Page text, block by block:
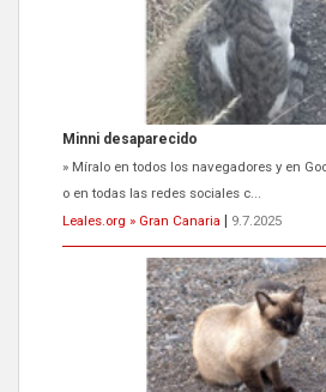
Siami Perdida
Se llama Siami,es hembra de 4
oreja,cariñosa,mimosa pero miedosa,e...
Leales.org » Gran Canaria
9.7.2025